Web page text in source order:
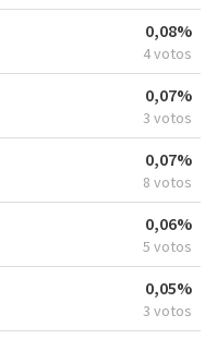
0,08%
4 votos
0,07%
3 votos
0,07%
8 votos
0,06%
5 votos
0,05%
3 votos